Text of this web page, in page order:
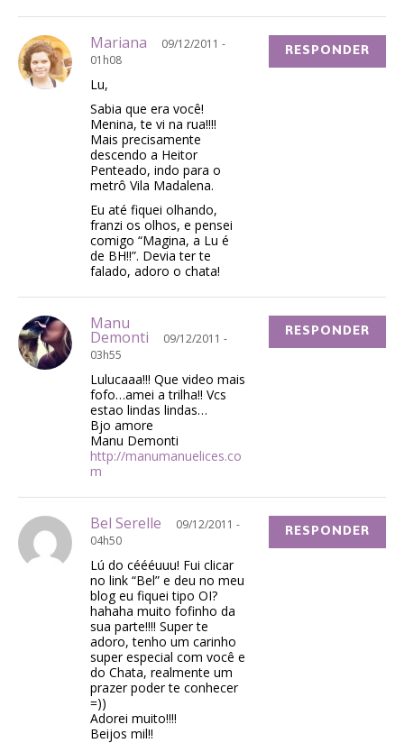
Mariana
09/12/2011 -
01h08
Lu,
Sabia que era você!
Menina, te vi na rua!!!!
Mais precisamente
descendo a Heitor
Penteado, indo para o
metrô Vila Madalena.
Eu até fiquei olhando,
franzi os olhos, e pensei
comigo “Magina, a Lu é
de BH!!”. Devia ter te
falado, adoro o chata!
RESPONDER
Manu
Demonti
09/12/2011 -
03h55
Lulucaaa!!! Que video mais
fofo…amei a trilha!! Vcs
estao lindas lindas…
Bjo amore
Manu Demonti
http://manumanuelices.co
m
RESPONDER
Bel Serelle
09/12/2011 -
04h50
Lú do céééuuu! Fui clicar
no link “Bel” e deu no meu
blog eu fiquei tipo OI?
hahaha muito fofinho da
sua parte!!!! Super te
adoro, tenho um carinho
super especial com você e
do Chata, realmente um
prazer poder te conhecer
=))
Adorei muito!!!!
Beijos mil!!
RESPONDER